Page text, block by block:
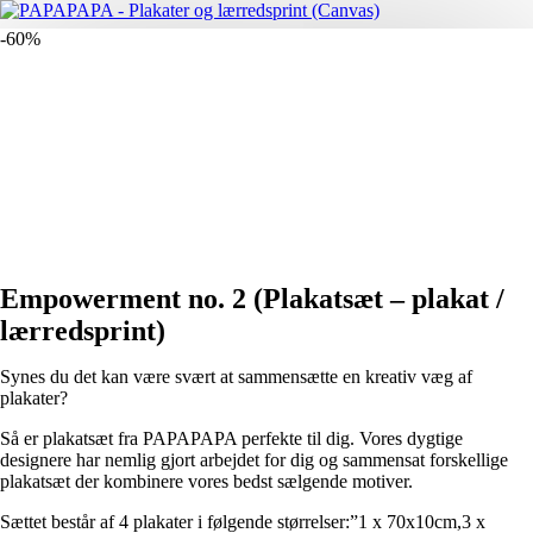
-60%
Empowerment no. 2 (Plakatsæt – plakat /
lærredsprint)
Synes du det kan være svært at sammensætte en kreativ væg af
plakater?
Så er plakatsæt fra PAPAPAPA perfekte til dig. Vores dygtige
designere har nemlig gjort arbejdet for dig og sammensat forskellige
plakatsæt der kombinere vores bedst sælgende motiver.
Sættet består af 4 plakater i følgende størrelser:”1 x 70x10cm,3 x